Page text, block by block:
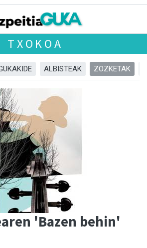
TXOKOA
ALBISTEAK ZOZKETAK
'Bazen behin'